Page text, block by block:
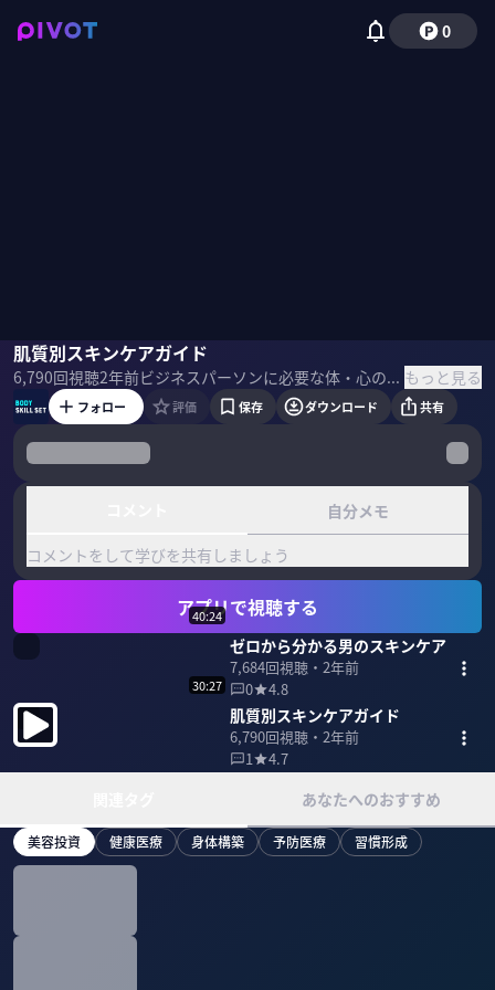
0
肌質別スキンケアガイド
6,790回視聴2年前 ビジネスパーソンに必要な体・心の鍛え方を一流のプロから学ぶ。今回のテーマは、ヘア＆メイクアップアーティスト・小田切ヒロさんに「肌質別スキンケア」を学んでいく。 もっと見る
小田切ヒロ国山ハセン
フォロー 評価 保存 ダウンロード 共有
自分メモ
コメントをして学びを共有しましょう
アプリで視聴する
40:24
ゼロから分かる男のスキンケア
7,684回視聴・ 2年前
0
4.8
30:27
肌質別スキンケアガイド
6,790回視聴・ 2年前
1
4.7
あなたへのおすすめ
美容投資 健康医療 身体構築 予防医療 習慣形成